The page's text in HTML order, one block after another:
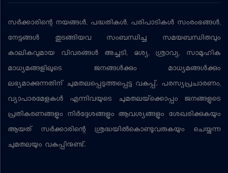
സര്‍ക്കാരിന്റെ നയങ്ങള്‍, പദ്ധതികള്‍, പരിപാടികള്‍ സംരംഭങ്ങള്‍,
നേട്ടങ്ങള്‍ തുടങ്ങിയവ സംബന്ധിച്ച സമയബന്ധിതവും
കാലികവുമായ വിവരങ്ങള്‍ അച്ചടി, ദൃശ്യ, ശ്രാവ്യ, സാമൂഹിക
മാധ്യമങ്ങളിലൂടെ ജനങ്ങള്‍ക്കും മാധ്യമങ്ങള്‍ക്കും
ലഭ്യമാക്കുന്നതിന് ചുമതലപ്പെടുത്തപ്പെട്ട വകുപ്പ്. പരസ്യപ്രചാരണം,
വ്യാപാരമേളകള്‍ എന്നിവയുടെ ചുമതലയ്‌ക്കൊപ്പം ജനങ്ങളുടെ
പ്രതികരണങ്ങളും നിര്‍ദ്ദേശങ്ങളും ആവശ്യങ്ങളും ശേഖരിക്കുകയും
ആയത് സര്‍ക്കാരിന്റെ ശ്രദ്ധയില്‍കൊണ്ടുവരുകയും ചെയ്യുന്ന
ചുമതലയും വകുപ്പിനുണ്ട്.